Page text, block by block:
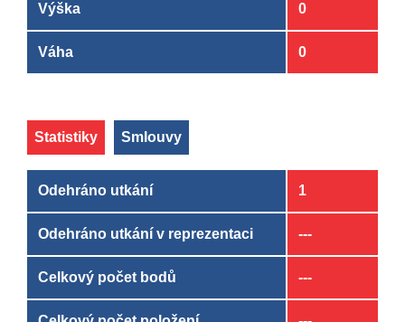
Výška 0
Váha 0
Statistiky Smlouvy
Odehráno utkání 1
Odehráno utkání v reprezentaci ---
Celkový počet bodů ---